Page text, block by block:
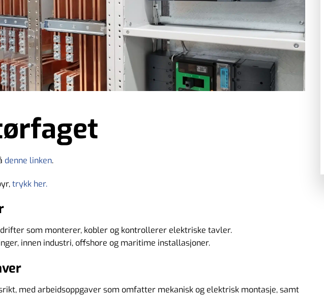
denne linken.
trykk her.
som monterer, kobler og kontrollerer elektriske tavler.
innen industri, offshore og maritime installasjoner.
med arbeidsoppgaver som omfatter mekanisk og elektrisk montasje, samt
Vi bruker informasjonskapsler for å forbedre brukeropplevelsen på
nettstedet vårt og for personlig tilpasning av annonser. Ved å fortsette å